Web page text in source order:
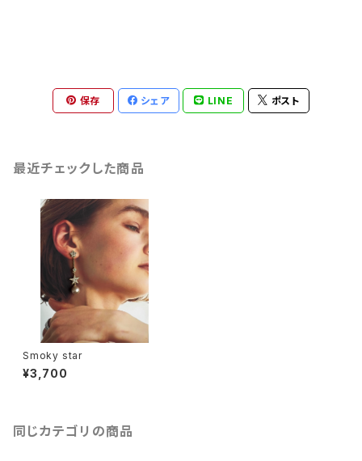
保存 シェア LINE ポスト
最近チェックした商品
Smoky star
¥3,700
同じカテゴリの商品